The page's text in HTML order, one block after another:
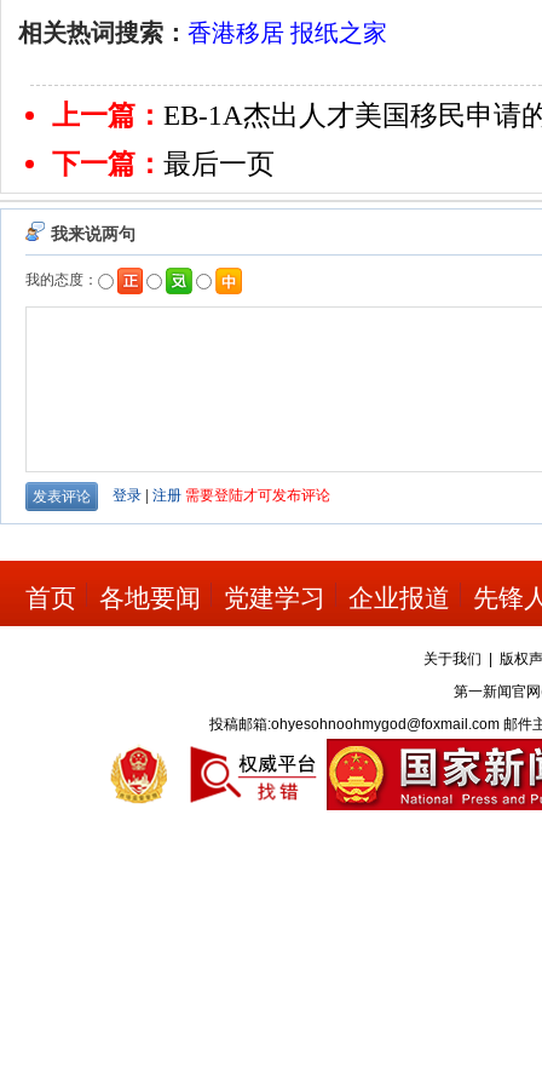
相关热词搜索： 香港移居 报纸之家
上一篇： EB-1A杰出人才美国移民申请
下一篇： 最后一页
首页 各地要闻 党建学习 企业报道 先锋
关于我们
版权
第一新闻官
投稿邮箱:ohyesohnoohmygod@foxmail.com 邮件